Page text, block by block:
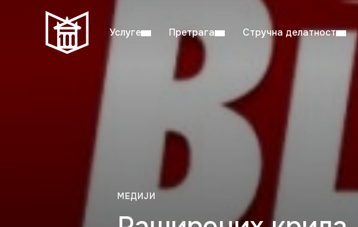
Услуге Претрага Стручна делатност
МЕДИЈИ
Пон–пет: 08:00–20:00 Студентска читаоница:
Радно